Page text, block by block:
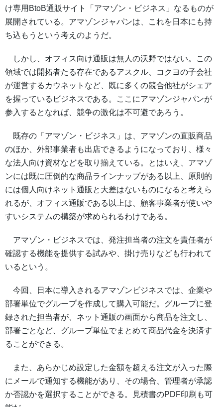
け専用BtoB通販サイト「アマゾン・ビジネス」なるものが
展開されている。アマゾンジャパンは、これを日本にも持
ち込もうという考えのようだ。
しかし、オフィス向け通販は無人の沃野ではない。この
領域では開拓者たる存在であるアスクル、コクヨの子会社
が運営するカウネットなど、既に多くの競合他社がシェア
を握っているビジネスである。ここにアマゾンジャパンが
参入するとなれば、競争の激化は不可避であろう。
既存の「アマゾン・ビジネス」は、アマゾンの直販商品
のほか、外部事業者も出店できるようになっており、様々
な法人向け資材などを取り揃えている。とはいえ、アマゾ
ンには既に圧倒的な商品ラインナップがある以上、原則的
には個人向けネット通販と大差はないものになると考えら
れるが、オフィス通販である以上は、顧客事業者が使いや
すいシステムの構築が求められるわけである。
アマゾン・ビジネスでは、発注担当者の注文を責任者が
確認する機能を提供する試みや、掛け売りなども行われて
いるという。
今回、日本に導入されるアマゾンビジネスでは、企業や
部署単位でグループを作成して購入可能だ。グループに登
録された担当者が、ネット通販の画面から商品を注文し、
部署ごとなど、グループ単位でまとめて商品代金を決済す
ることができる。
また、あらかじめ設定した金額を超える注文が入った際
にメールで通知する機能があり、その場合、管理者が承認
か否認かを選択することができる。見積書のPDF印刷も可